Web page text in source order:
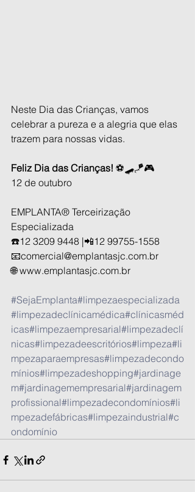
Neste Dia das Crianças, vamos
celebrar a pureza e a alegria que elas
trazem para nossas vidas.
Feliz Dia das Crianças! ⚽🛹🪁🎮
12 de outubro
EMPLANTA® Terceirização
Especializada
☎️12 3209 9448 |📲12 99755-1558
📧comercial@emplantasjc.com.br
🌐 www.emplantasjc.com.br
#SejaEmplanta#limpezaespecializada
#limpezadeclínicamédica#clínicasméd
icas#limpezaempresarial#limpezadeclí
nicas#limpezadeescritórios#limpeza#li
mpezaparaempresas#limpezadecondo
mínios#limpezadeshopping#jardinage
m#jardinagemempresarial#jardinagem
profissional#limpezadecondomínios#li
mpezadefábricas#limpezaindustrial#c
ondomínio